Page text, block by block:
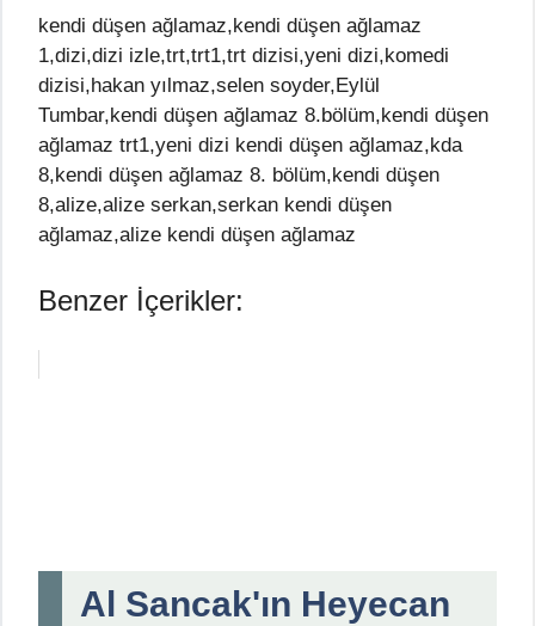
kendi düşen ağlamaz,kendi düşen ağlamaz
1,dizi,dizi izle,trt,trt1,trt dizisi,yeni dizi,komedi
dizisi,hakan yılmaz,selen soyder,Eylül
Tumbar,kendi düşen ağlamaz 8.bölüm,kendi düşen
ağlamaz trt1,yeni dizi kendi düşen ağlamaz,kda
8,kendi düşen ağlamaz 8. bölüm,kendi düşen
8,alize,alize serkan,serkan kendi düşen
ağlamaz,alize kendi düşen ağlamaz
Benzer İçerikler:
Al Sancak'ın Heyecan